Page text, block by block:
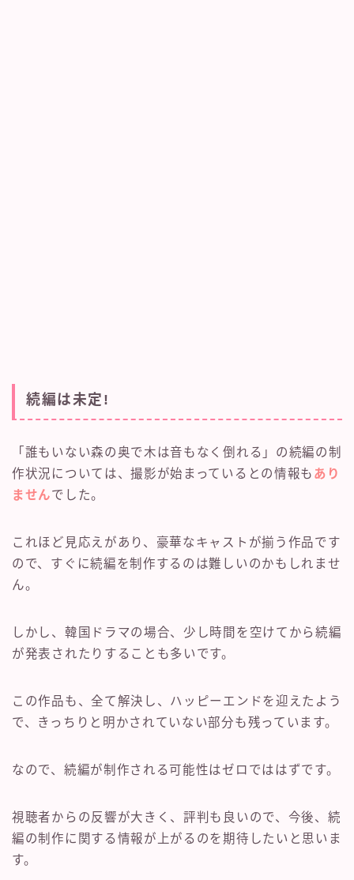
続編は未定!
「誰もいない森の奥で木は音もなく倒れる」の続編の制
作状況については、撮影が始まっているとの情報も あり
ませんでした。
これほど見応えがあり、豪華なキャストが揃う作品です
ので、すぐに続編を制作するのは難しいのかもしれませ
ん。
しかし、韓国ドラマの場合、少し時間を空けてから続編
が発表されたりすることも多いです。
この作品も、全て解決し、ハッピーエンドを迎えたよう
で、きっちりと明かされていない部分も残っています。
なので、続編が制作される可能性はゼロでははずです。
視聴者からの反響が大きく、評判も良いので、今後、続
編の制作に関する情報が上がるのを期待したいと思いま
す。